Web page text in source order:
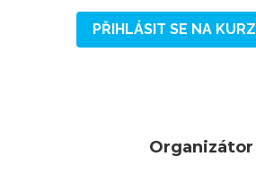
PŘIHLÁSIT SE NA KURZ
Organizátor